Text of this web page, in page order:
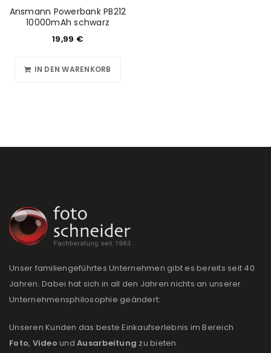
Ansmann Powerbank PB212
10000mAh schwarz
19,99 €
IN DEN WARENKORB
Unser familiengeführtes Unternehmen gibt es bereits seit 40
Jahren. Dabei hat sich in all den Jahren nichts an unserer
Unternehmensphilosophie geändert:
Unseren Kunden das beste Einkaufserlebnis im Bereich
Foto, Video und Ausarbeitung zu bieten.